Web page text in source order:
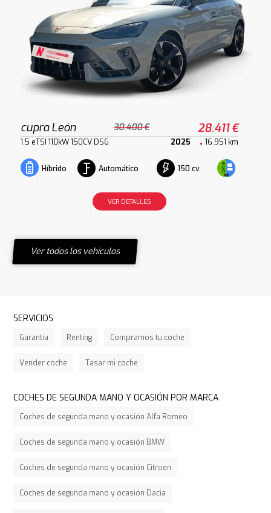
cupra León 30.400 € 28.411 €
1.5 eTSI 110kW 150CV DSG 2025 16.951 km
Híbrido Automático 150 cv
VER DETALLES
Ver todos los vehículos
SERVICIOS
Garantía Renting Compramos tu coche
Vender coche Tasar mi coche
COCHES DE SEGUNDA MANO Y OCASIÓN POR MARCA
Coches de segunda mano y ocasión Alfa Romeo
Coches de segunda mano y ocasión BMW
Coches de segunda mano y ocasión Citroen
Coches de segunda mano y ocasión Dacia